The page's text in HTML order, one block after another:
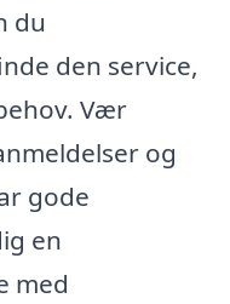
du
den service,
Vær
og
gode
en
med